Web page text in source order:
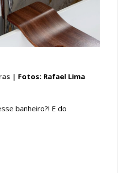
| Fotos: Rafael Lima
banheiro?! E do